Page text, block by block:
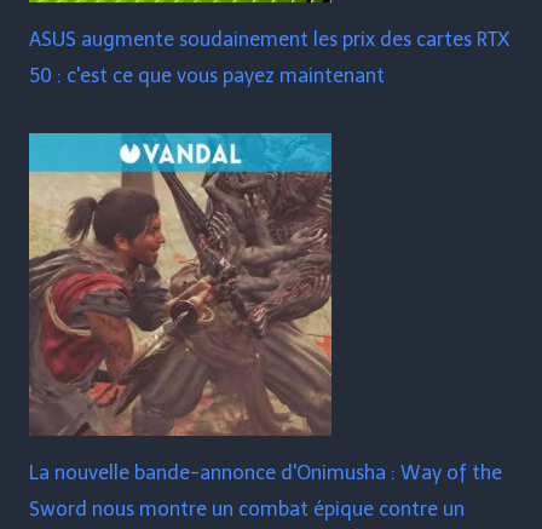
ASUS augmente soudainement les prix des cartes RTX
50 : c'est ce que vous payez maintenant
La nouvelle bande-annonce d'Onimusha : Way of the
Sword nous montre un combat épique contre un